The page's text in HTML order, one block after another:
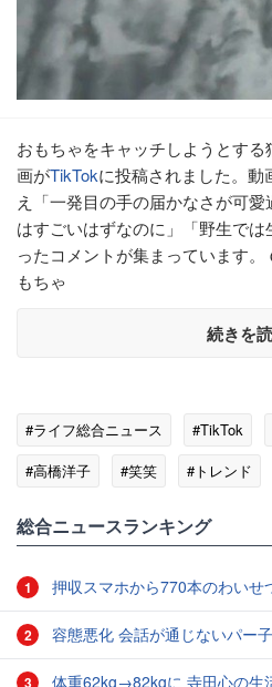
おもちゃをキャッチしようとす
画がTikTokに投稿されました。動
え「一発目の手の届かなさが可
はすごいはずなのに」「野生で
ったコメントが集まっています
もちゃ
続きを
#ライフ総合ニュース #TikTok
#高橋洋子
#笑笑 #トレンド
総合ニュースランキング
1 押収スマホから770本のわいせつ動画 15歳少女に酒と薬飲ませ性的
2 容態悪化 会話が通じないパー子
3 体重62kg→82kgに 寺田心の生